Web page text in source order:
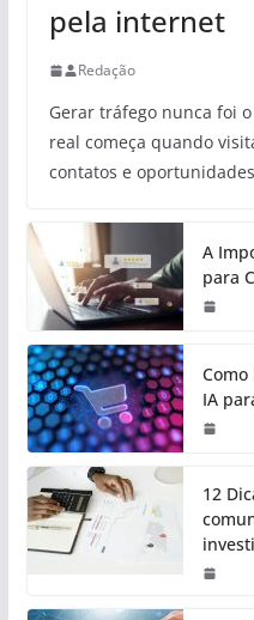
pela internet
Redação
Gerar tráfego nunca foi
real começa quando
contatos e
A
para
Como
IA
12